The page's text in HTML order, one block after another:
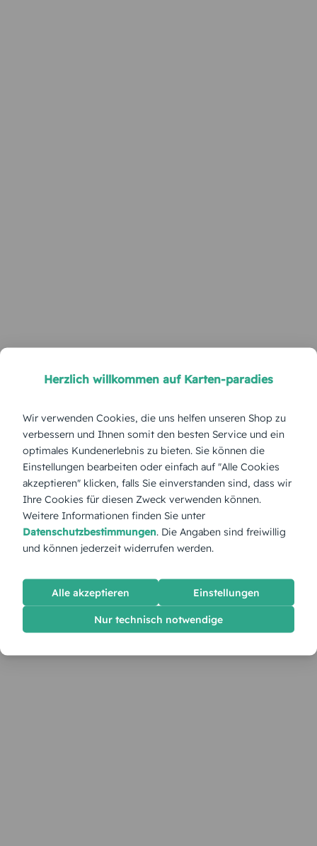
Herzlich willkommen auf Karten-paradies
Wir verwenden Cookies, die uns helfen unseren Shop zu
verbessern und Ihnen somit den besten Service und ein
optimales Kundenerlebnis zu bieten. Sie können die
Einstellungen bearbeiten oder einfach auf "Alle Cookies
akzeptieren" klicken, falls Sie einverstanden sind, dass wir
Ihre Cookies für diesen Zweck verwenden können.
Weitere Informationen finden Sie unter
Datenschutzbestimmungen. Die Angaben sind freiwillig
und können jederzeit widerrufen werden.
Alle akzeptieren Einstellungen
Nur technisch notwendige